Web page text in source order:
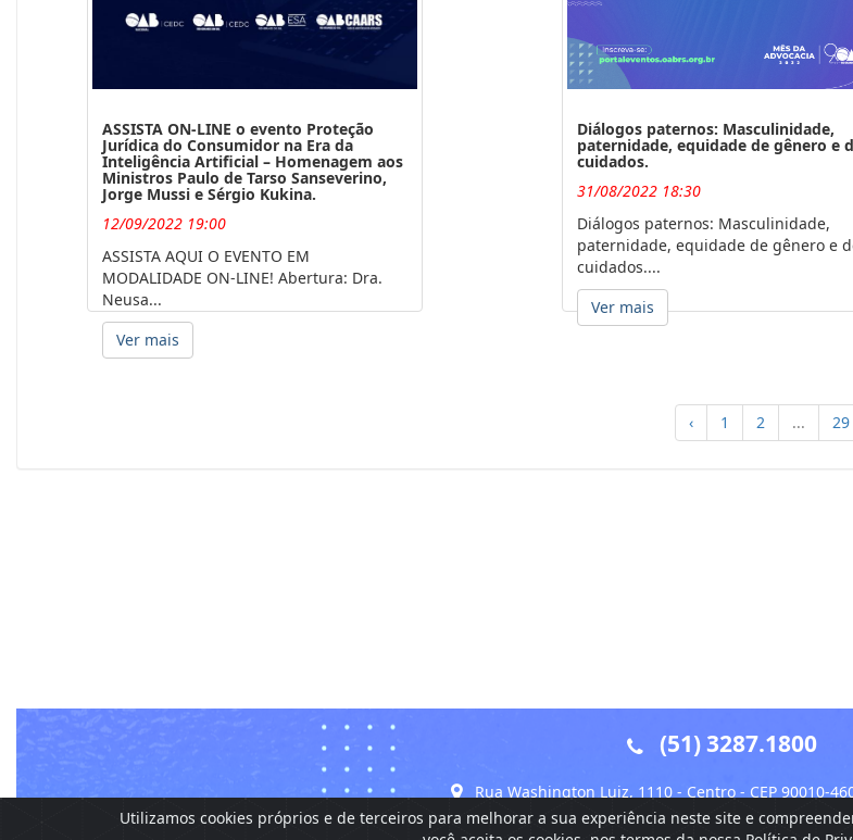
ASSISTA ON-LINE o evento Proteção
Jurídica do Consumidor na Era da
Inteligência Artificial – Homenagem aos
Ministros Paulo de Tarso Sanseverino,
Jorge Mussi e Sérgio Kukina.
12/09/2022 19:00
ASSISTA AQUI O EVENTO EM
MODALIDADE ON-LINE! Abertura: Dra.
Neusa...
Ver mais
Diálogos paternos: Masculinidade,
paternidade, equidade de gênero e
cuidados.
31/08/2022 18:30
Diálogos paternos: Masculinidade,
paternidade, equidade de gênero e
cuidados....
Ver mais
‹ 1 2 ... 29
(51) 3287.1800
Rua Washington Luiz, 1110 - Centro - CEP 90010-
© Copyright 2026 | Desenvolvido por TIC
Utilizamos cookies próprios e de terceiros para melhorar a sua experiência neste site e